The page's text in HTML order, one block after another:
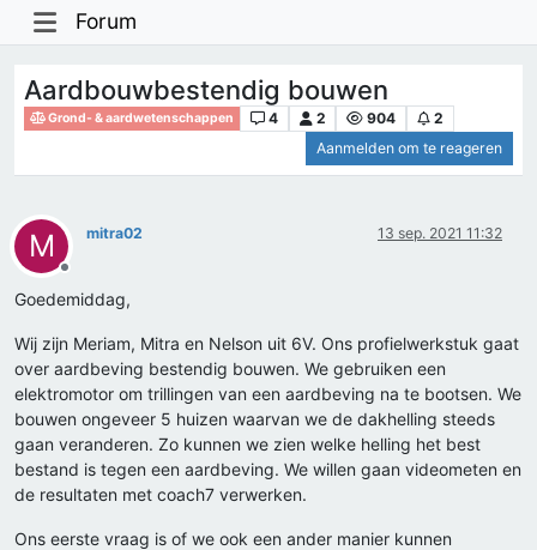
Forum
Aardbouwbestendig bouwen
Grond- & aardwetenschappen 4 2 904
2
Aanmelden om te reageren
M
Offline
mitra02 13 sep. 2021 11:32
Goedemiddag,
Wij zijn Meriam, Mitra en Nelson uit 6V. Ons profielwerkstuk gaat
over aardbeving bestendig bouwen. We gebruiken een
elektromotor om trillingen van een aardbeving na te bootsen. We
bouwen ongeveer 5 huizen waarvan we de dakhelling steeds
gaan veranderen. Zo kunnen we zien welke helling het best
bestand is tegen een aardbeving. We willen gaan videometen en
de resultaten met coach7 verwerken.
Ons eerste vraag is of we ook een ander manier kunnen